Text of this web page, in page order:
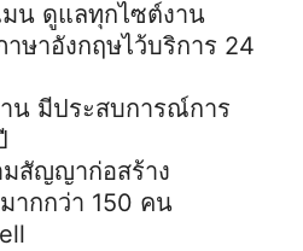
น ดูแลทุกไซต์งาน
ษาอังกฤษไว้บริการ 24
าน มีประสบการณ์การ
มสัญญาก่อสร้าง
ากกว่า 150 คน